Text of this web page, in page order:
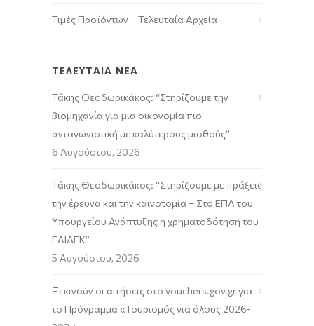
Τιμές Προϊόντων – Τελευταία Αρχεία
ΤΕΛΕΥΤΑΙΑ ΝΕΑ
Τάκης Θεοδωρικάκος: “Στηρίζουμε την
βιομηχανία για μια οικονομία πιο
ανταγωνιστική με καλύτερους μισθούς”
6 Αυγούστου, 2026
Τάκης Θεοδωρικάκος: “Στηρίζουμε με πράξεις
την έρευνα και την καινοτομία – Στο ΕΠΑ του
Υπουργείου Ανάπτυξης η χρηματοδότηση του
ΕΛΙΔΕΚ”
5 Αυγούστου, 2026
Ξεκινούν οι αιτήσεις στο vouchers.gov.gr για
το Πρόγραμμα «Τουρισμός για όλους 2026-